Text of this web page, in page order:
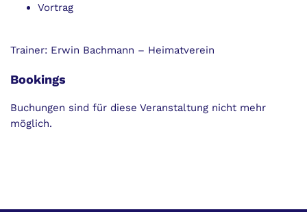
Vortrag
Trainer: Erwin Bachmann – Heimatverein
Bookings
Buchungen sind für diese Veranstaltung nicht mehr
möglich.